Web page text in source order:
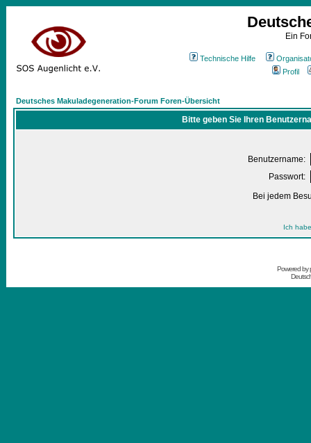
Ein
Technische Hilfe
Profil
Deutsches Makuladegeneration-Forum Foren-Übersicht
Bitte geben Sie Ihren
Benutzername:
Passwort:
Bei jedem
Ich
Powered by